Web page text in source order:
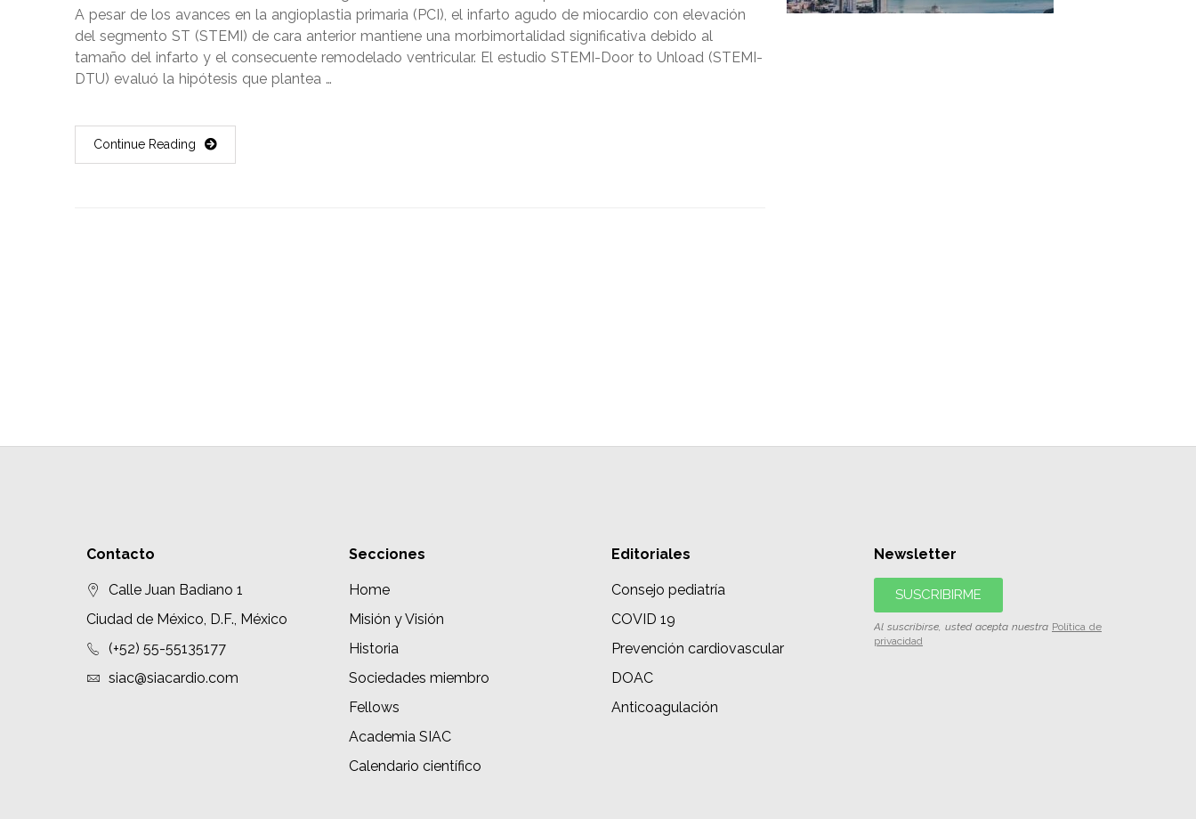
A pesar de los avances en la angioplastia primaria (PCI), el infarto agudo de miocardio con elevación
del segmento ST (STEMI) de cara anterior mantiene una morbimortalidad significativa debido al
tamaño del infarto y el consecuente remodelado ventricular. El estudio STEMI-Door to Unload (STEMI-
DTU) evaluó la hipótesis que plantea …
Continue Reading
Contacto
Calle Juan Badiano 1
Ciudad de México, D.F., México
(+52) 55-55135177
siac@siacardio.com
Secciones
Home
Misión y Visión
Historia
Sociedades miembro
Fellows
Academia SIAC
Calendario científico
Editoriales
Consejo pediatría
COVID 19
Prevención cardiovascular
DOAC
Anticoagulación
Newsletter
SUSCRIBIRME
Al suscribirse, usted acepta nuestra Política de
privacidad